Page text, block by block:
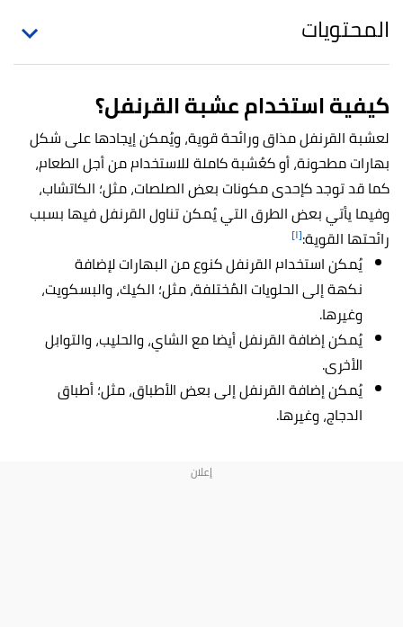
المحتويات
كيفية استخدام عشبة القرنفل؟
لعشبة القرنفل مذاق ورائحة قوية، ويُمكن إيجادها على شكل
بهارات مطحونة، أو كعُشبة كاملة للاستخدام من أجل الطعام،
كما قد توجد كإحدى مكونات بعض الصلصات، مثل؛ الكاتشاب،
وفيما يأتي بعض الطرق التي يُمكن تناول القرنفل فيها بسبب
رائحتها القوية:[١]
يُمكن استخدام القرنفل كنوع من البهارات لإضافة
نكهة إلى الحلويات المُختلفة، مثل؛ الكيك، والبسكويت،
وغيرها.
يُمكن إضافة القرنفل أيضا مع الشاي، والحليب، والتوابل
الأخرى.
يُمكن إضافة القرنفل إلى بعض الأطباق، مثل؛ أطباق
الدجاج، وغيرها.